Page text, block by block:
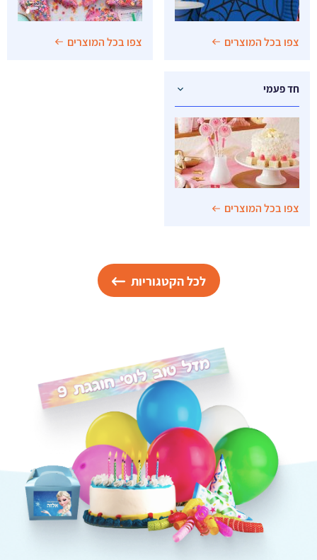
צפו בכל המוצרים צפו בכל המוצרים
חד פעמי
צפו בכל המוצרים
לכל הקטגוריות